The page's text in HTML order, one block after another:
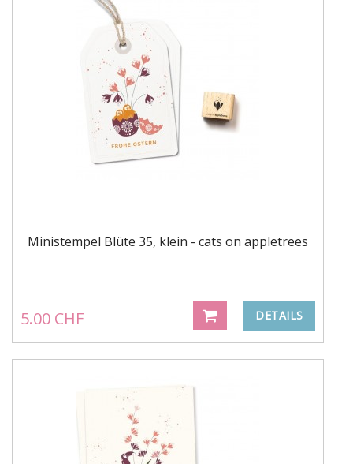
Ministempel Blüte 35, klein - cats on appletrees
5.00 CHF DETAILS